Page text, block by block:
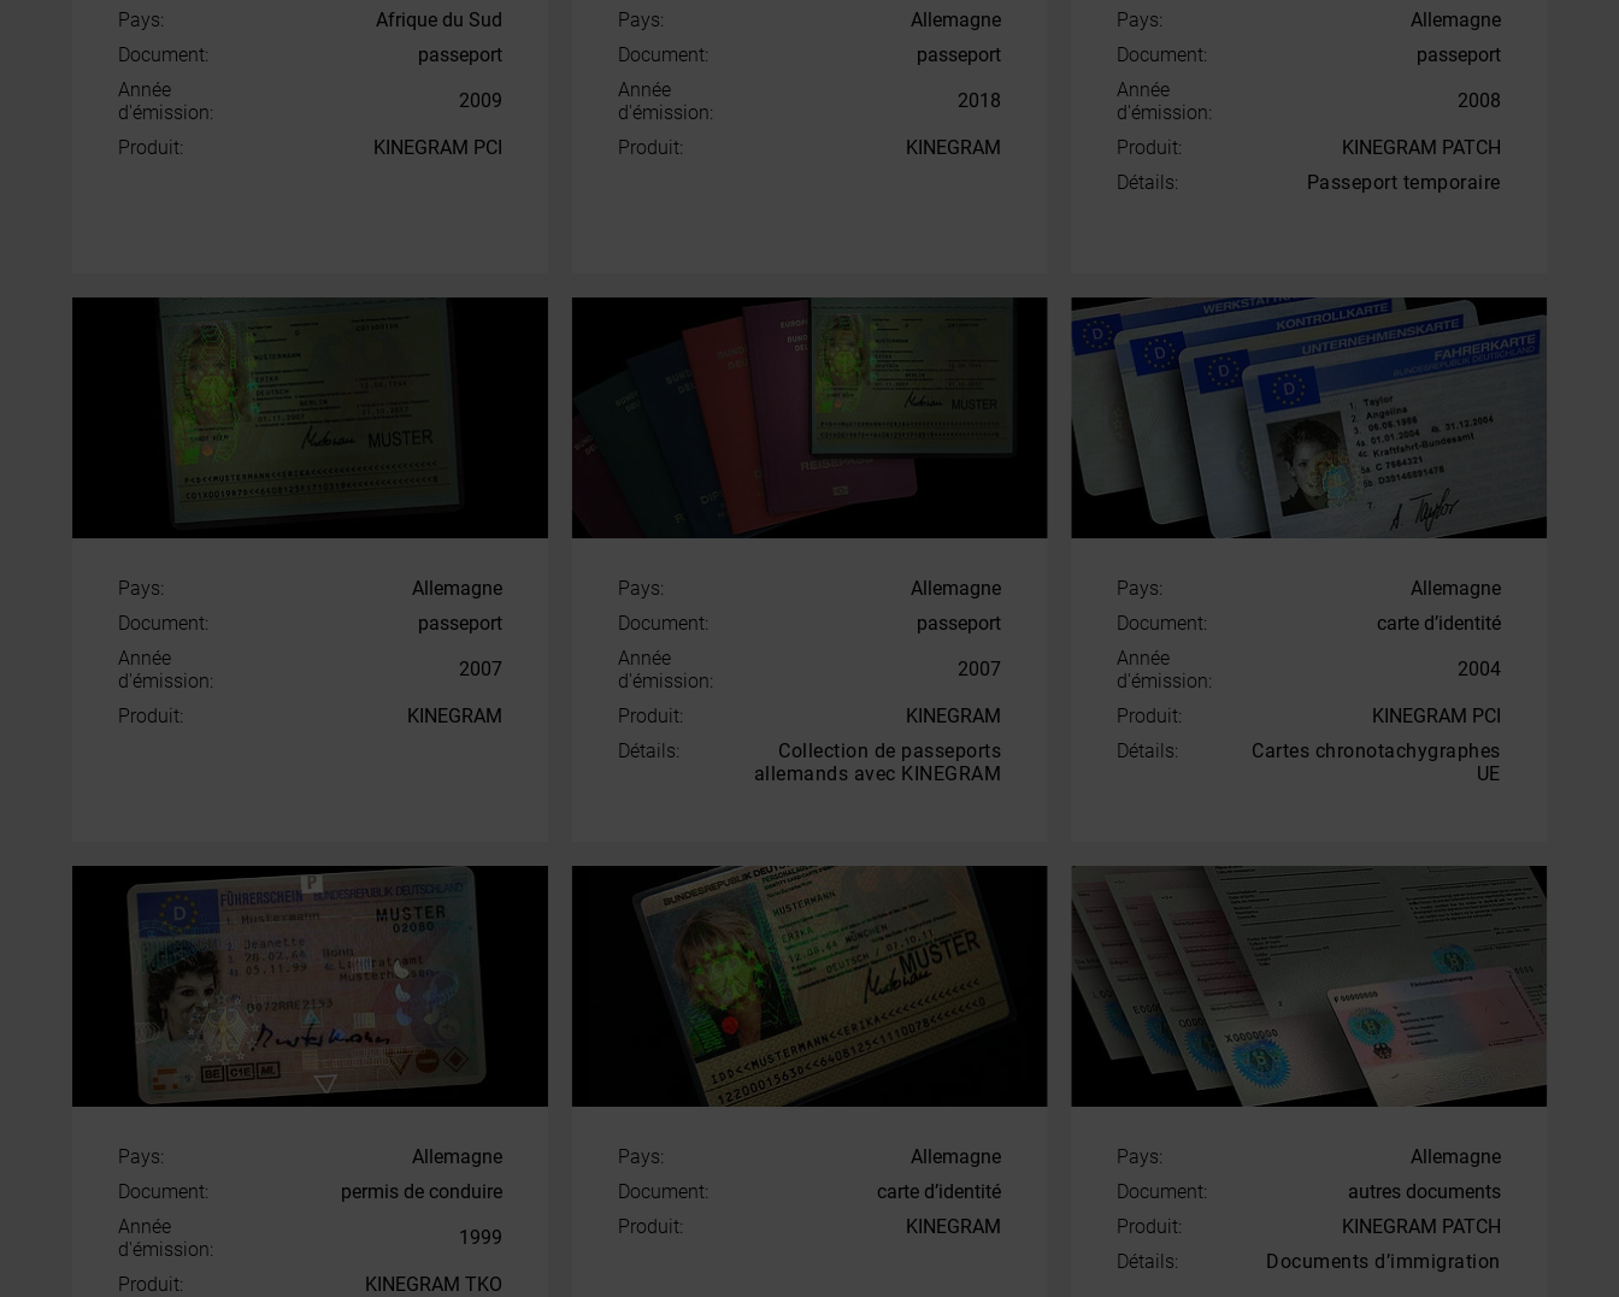
Pays:
Afrique du Sud
Document:
passeport
Année
d'émission:
2009
Produit: KINEGRAM PCI
Pays:
Allemagne
Document:
passeport
Année
d'émission:
2018
Produit: KINEGRAM
Pays:
Allemagne
Document:
passeport
Année
d'émission:
2008
Produit:
KINEGRAM PATCH
Détails:
Passeport temporaire
Pays:
Allemagne
Document:
passeport
Année
d'émission:
2007
Produit: KINEGRAM
Pays:
Allemagne
Document:
passeport
Année
d'émission:
2007
Produit:
KINEGRAM
Détails:
Collection de passeports
allemands avec KINEGRAM
Pays:
Allemagne
Document:
carte d’identité
Année
d'émission:
2004
Produit:
KINEGRAM PCI
Détails:
Cartes chronotachygraphes
UE
Pays:
Allemagne
Document:
permis de conduire
Année
d'émission:
1999
Produit: KINEGRAM TKO
Pays:
Allemagne
Document:
carte d’identité
Produit:
KINEGRAM
Pays:
Allemagne
Document:
autres documents
Produit:
KINEGRAM PATCH
Détails:
Documents d’immigration